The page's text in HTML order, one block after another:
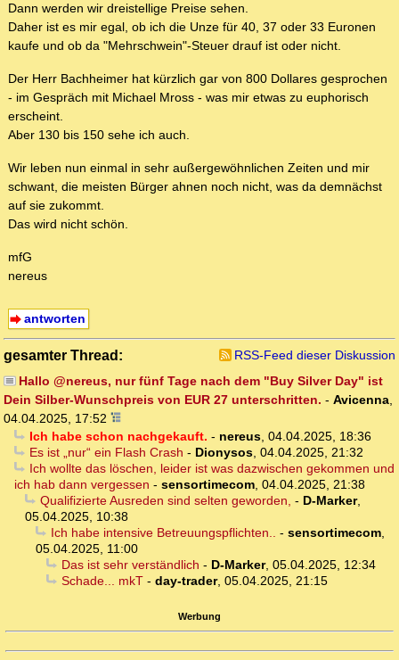
Dann werden wir dreistellige Preise sehen.
Daher ist es mir egal, ob ich die Unze für 40, 37 oder 33 Euronen
kaufe und ob da "Mehrschwein"-Steuer drauf ist oder nicht.
Der Herr Bachheimer hat kürzlich gar von 800 Dollares gesprochen
- im Gespräch mit Michael Mross - was mir etwas zu euphorisch
erscheint.
Aber 130 bis 150 sehe ich auch.
Wir leben nun einmal in sehr außergewöhnlichen Zeiten und mir
schwant, die meisten Bürger ahnen noch nicht, was da demnächst
auf sie zukommt.
Das wird nicht schön.
mfG
nereus
antworten
gesamter Thread:
RSS-Feed dieser Diskussion
Hallo @nereus, nur fünf Tage nach dem "Buy Silver Day" ist
Dein Silber-Wunschpreis von EUR 27 unterschritten. - Avicenna,
04.04.2025, 17:52
Ich habe schon nachgekauft. - nereus, 04.04.2025, 18:36
Es ist „nur“ ein Flash Crash - Dionysos, 04.04.2025, 21:32
Ich wollte das löschen, leider ist was dazwischen gekommen und
ich hab dann vergessen - sensortimecom, 04.04.2025, 21:38
Qualifizierte Ausreden sind selten geworden, - D-Marker,
05.04.2025, 10:38
Ich habe intensive Betreuungspflichten.. - sensortimecom,
05.04.2025, 11:00
Das ist sehr verständlich - D-Marker, 05.04.2025, 12:34
Schade... mkT- day-trader, 05.04.2025, 21:15
Werbung